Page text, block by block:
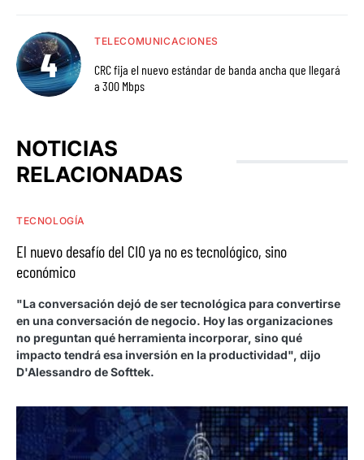
TELECOMUNICACIONES
CRC fija el nuevo estándar de banda ancha que llegará
a 300 Mbps
NOTICIAS
RELACIONADAS
TECNOLOGÍA
El nuevo desafío del CIO ya no es tecnológico, sino
económico
"La conversación dejó de ser tecnológica para convertirse
en una conversación de negocio. Hoy las organizaciones
no preguntan qué herramienta incorporar, sino qué
impacto tendrá esa inversión en la productividad", dijo
D'Alessandro de Softtek.